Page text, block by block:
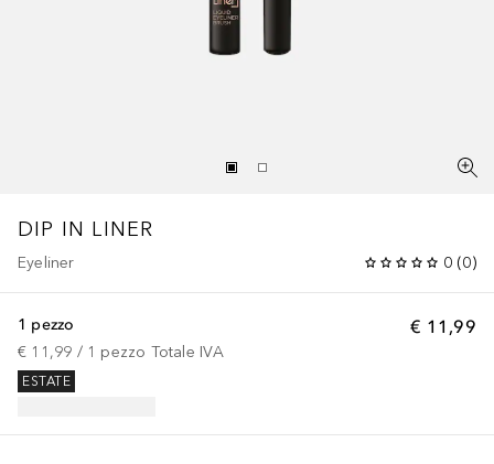
DIP IN LINER
Eyeliner 0 (0)
€ 11,99
1 pezzo
€ 11,99 / 1 pezzo Totale IVA
ESTATE